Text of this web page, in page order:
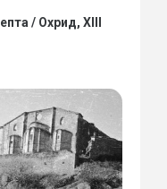
/ Охрид, XIII